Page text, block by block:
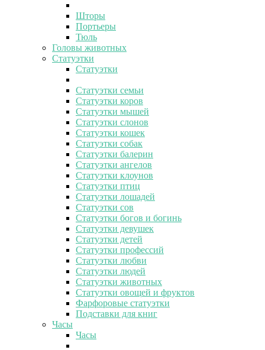
Шторы
Портьеры
Тюль
Головы животных
Статуэтки
Статуэтки
Статуэтки семьи
Статуэтки коров
Статуэтки мышей
Статуэтки слонов
Статуэтки кошек
Статуэтки собак
Статуэтки балерин
Статуэтки ангелов
Статуэтки клоунов
Статуэтки птиц
Статуэтки лошадей
Статуэтки сов
Статуэтки богов и богинь
Статуэтки девушек
Статуэтки детей
Статуэтки профессий
Статуэтки любви
Статуэтки людей
Статуэтки животных
Статуэтки овощей и фруктов
Фарфоровые статуэтки
Подставки для книг
Часы
Часы